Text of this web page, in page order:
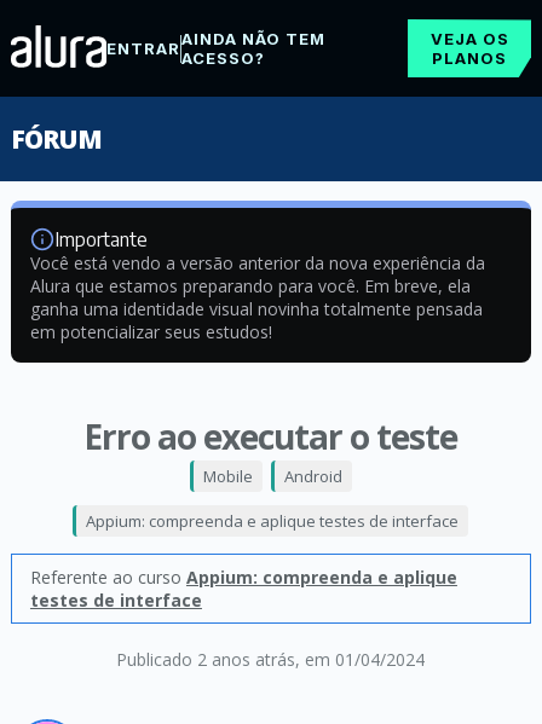
ENTRARAINDA NÃO TEM
ACESSO?
VEJA OS
PLANOS
FÓRUM
Importante
Você está vendo a versão anterior da nova experiência da
Alura que estamos preparando para você. Em breve, ela
ganha uma identidade visual novinha totalmente pensada
em potencializar seus estudos!
Erro ao executar o teste
Publicado 2 anos atrás, em 01/04/2024
Mobile Android
Appium: compreenda e aplique testes de interface
Referente ao curso Appium: compreenda e aplique
testes de interface